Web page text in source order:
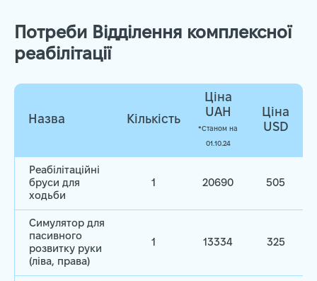
Потреби Відділення комплексної
реабілітації
Назва Кількість
Ціна
UAH
*Станом на
01.10.24
Ціна
USD
Реабілітаційні
бруси для
ходьби
1 20690 505
Симулятор для
пасивного
розвитку руки
(ліва, права)
1 13334 325